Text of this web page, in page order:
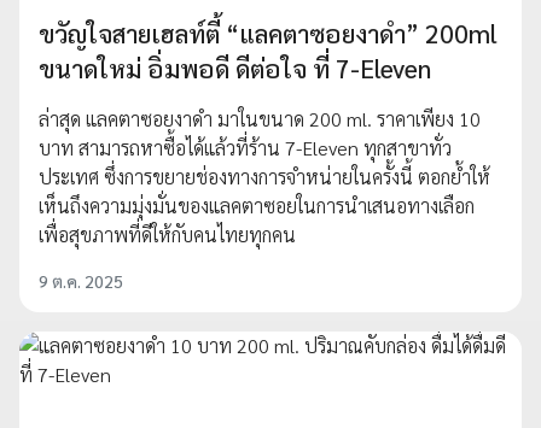
ขวัญใจสายเฮลท์ตี้ “แลคตาซอยงาดำ” 200ml
ขนาดใหม่ อิ่มพอดี ดีต่อใจ ที่ 7-Eleven
ล่าสุด แลคตาซอยงาดำ มาในขนาด 200 ml. ราคาเพียง 10
บาท สามารถหาซื้อได้แล้วที่ร้าน 7-Eleven ทุกสาขาทั่ว
ประเทศ ซึ่งการขยายช่องทางการจำหน่ายในครั้งนี้ ตอกย้ำให้
เห็นถึงความมุ่งมั่นของแลคตาซอยในการนำเสนอทางเลือก
เพื่อสุขภาพที่ดีให้กับคนไทยทุกคน
9 ต.ค. 2025